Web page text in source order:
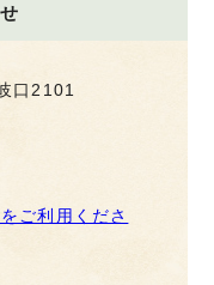
口2101
ご利用くださ